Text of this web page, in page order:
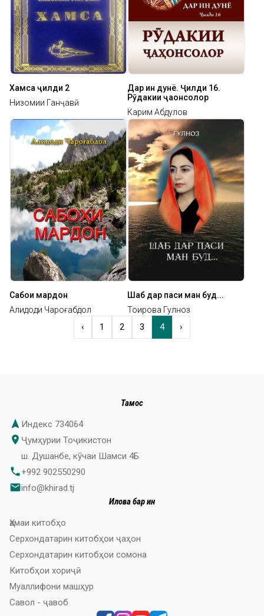
Хамса ҷилди 2
Низомии Ганҷавӣ
Дар ин дунё. Ҷилди 16.
Рӯдакии ҷаҳонсолор
Карим Абдулов
Сабоҳи мардон
Алидоди Чароғабдол
Шаб дар паси ман буд...
Тоирова Гулноз
‹ 1 2 3 4 ›
Илова бар ин
Ҳамаи китобҳо
Серхондатарин китобҳои ҷаҳон
Серхондатарин китобҳои сомона
Китобҳои хориҷӣ
Муаллифони машҳур
Савол - ҷавоб
Тамос
navigation Индекс 734064
place Ҷумҳурии Тоҷикистон
ш. Душанбе, кӯчаи Шамси 4Б
phone+992 902550290
emailinfo@khirad.tj